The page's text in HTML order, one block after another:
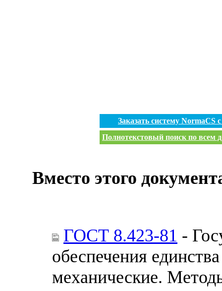
Заказать систему
Полнотекстовый поиск по всем
Вместо этого
ГОСТ 8.423-81 -
обеспечения
механические.